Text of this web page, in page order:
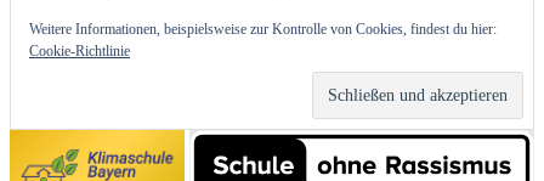
Weitere Informationen, beispielsweise zur Kontrolle von Cookies, findest du hier:
Cookie-Richtlinie